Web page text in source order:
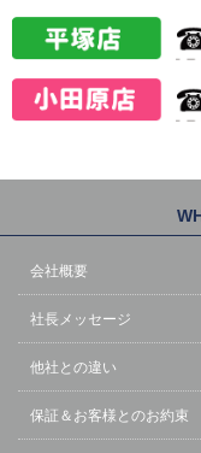
会社概要
社長メッセージ
他社との違い
保証＆お客様とのお約束